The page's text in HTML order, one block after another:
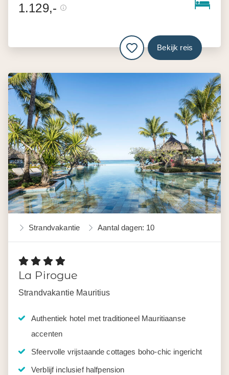
1.129,-
Bekijk reis
Strandvakantie Aantal dagen: 10
La Pirogue
Strandvakantie Mauritius
Authentiek hotel met traditioneel Mauritiaanse
accenten
Sfeervolle vrijstaande cottages boho-chic ingericht
Verblijf inclusief halfpension